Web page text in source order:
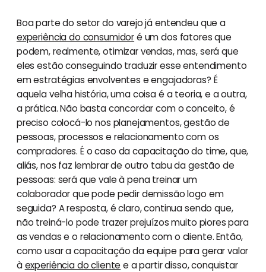
Boa parte do setor do varejo já entendeu que a
experiência do consumidoré um dos fatores que
podem, realmente, otimizar vendas, mas, será que
eles estão conseguindo traduzir esse entendimento
em estratégias envolventes e engajadoras? É
aquela velha história, uma coisa é a teoria, e a outra,
a prática. Não basta concordar com o conceito, é
preciso colocá-lo nos planejamentos, gestão de
pessoas, processos e relacionamento com os
compradores. É o caso da capacitação do time, que,
aliás, nos faz lembrar de outro tabu da gestão de
pessoas: será que vale à pena treinar um
colaborador que pode pedir demissão logo em
seguida? A resposta, é claro, continua sendo que,
não treiná-lo pode trazer prejuízos muito piores para
as vendas e o relacionamento com o cliente. Então,
como usar a capacitação da equipe para gerar valor
àexperiência do cliente e a partir disso, conquistar